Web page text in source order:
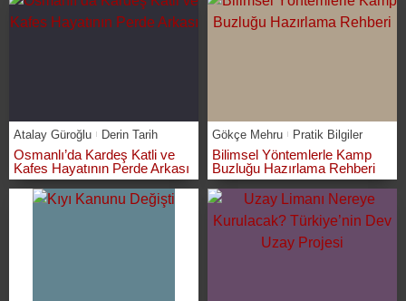
Atalay Güroğlu Derin Tarih
Osmanlı’da Kardeş Katli ve
Kafes Hayatının Perde Arkası
Gökçe Mehru Pratik Bilgiler
Bilimsel Yöntemlerle Kamp
Buzluğu Hazırlama Rehberi